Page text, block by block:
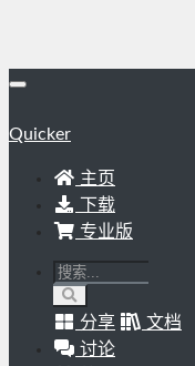
Quicker
主页
下载
专业版
分享
文档
讨论